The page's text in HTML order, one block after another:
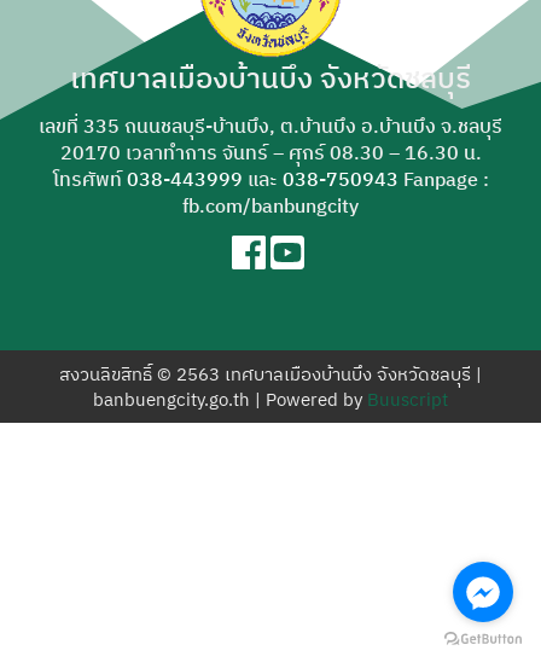
สำหรับ:
เทศบาลเมืองบ้านบึง จังหวัดชลบุรี
เลขที่ 335 ถนนชลบุรี-บ้านบึง, ต.บ้านบึง อ.บ้านบึง จ.ชลบุรี
20170 เวลาทำการ จันทร์ – ศุกร์ 08.30 – 16.30 น.
โทรศัพท์038-443999 และ 038-750943 Fanpage :
fb.com/banbungcity
สงวนลิขสิทธิ์ © 2563 เทศบาลเมืองบ้านบึง จังหวัดชลบุรี |
banbuengcity.go.th | Powered by Buuscript